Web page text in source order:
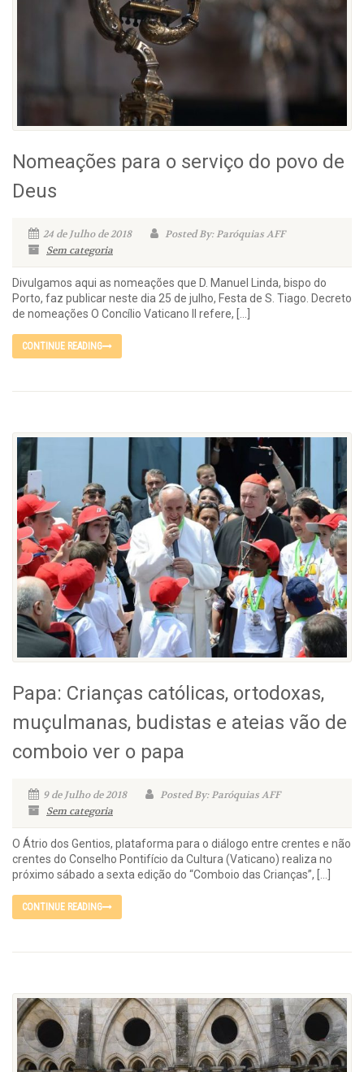
Nomeações para o serviço do povo de
Deus
24 de Julho de 2018
Posted By: Paróquias AFF
Sem categoria
Divulgamos aqui as nomeações que D. Manuel Linda, bispo do
Porto, faz publicar neste dia 25 de julho, Festa de S. Tiago. Decreto
de nomeações O Concílio Vaticano II refere, […]
CONTINUE READING
Papa: Crianças católicas, ortodoxas,
muçulmanas, budistas e ateias vão de
comboio ver o papa
9 de Julho de 2018
Posted By: Paróquias AFF
Sem categoria
O Átrio dos Gentios, plataforma para o diálogo entre crentes e não
crentes do Conselho Pontifício da Cultura (Vaticano) realiza no
próximo sábado a sexta edição do “Comboio das Crianças”, […]
CONTINUE READING